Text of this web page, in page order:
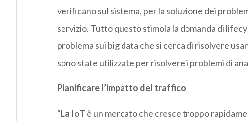
verificano sul sistema, per la soluzione dei
servizio. Tutto questo stimola la domanda di
problema sui big data che si cerca di risolvere
sono state utilizzate per risolvere i problemi di
Pianificare l’impatto del traffico
“La IoT è un mercato che cresce troppo